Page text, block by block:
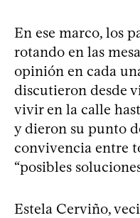
En ese marco, los
rotando en las
opinión en cada
discutieron desde
vivir en la calle
y dieron su punto
convivencia entre
“posibles
Estela Cerviño,